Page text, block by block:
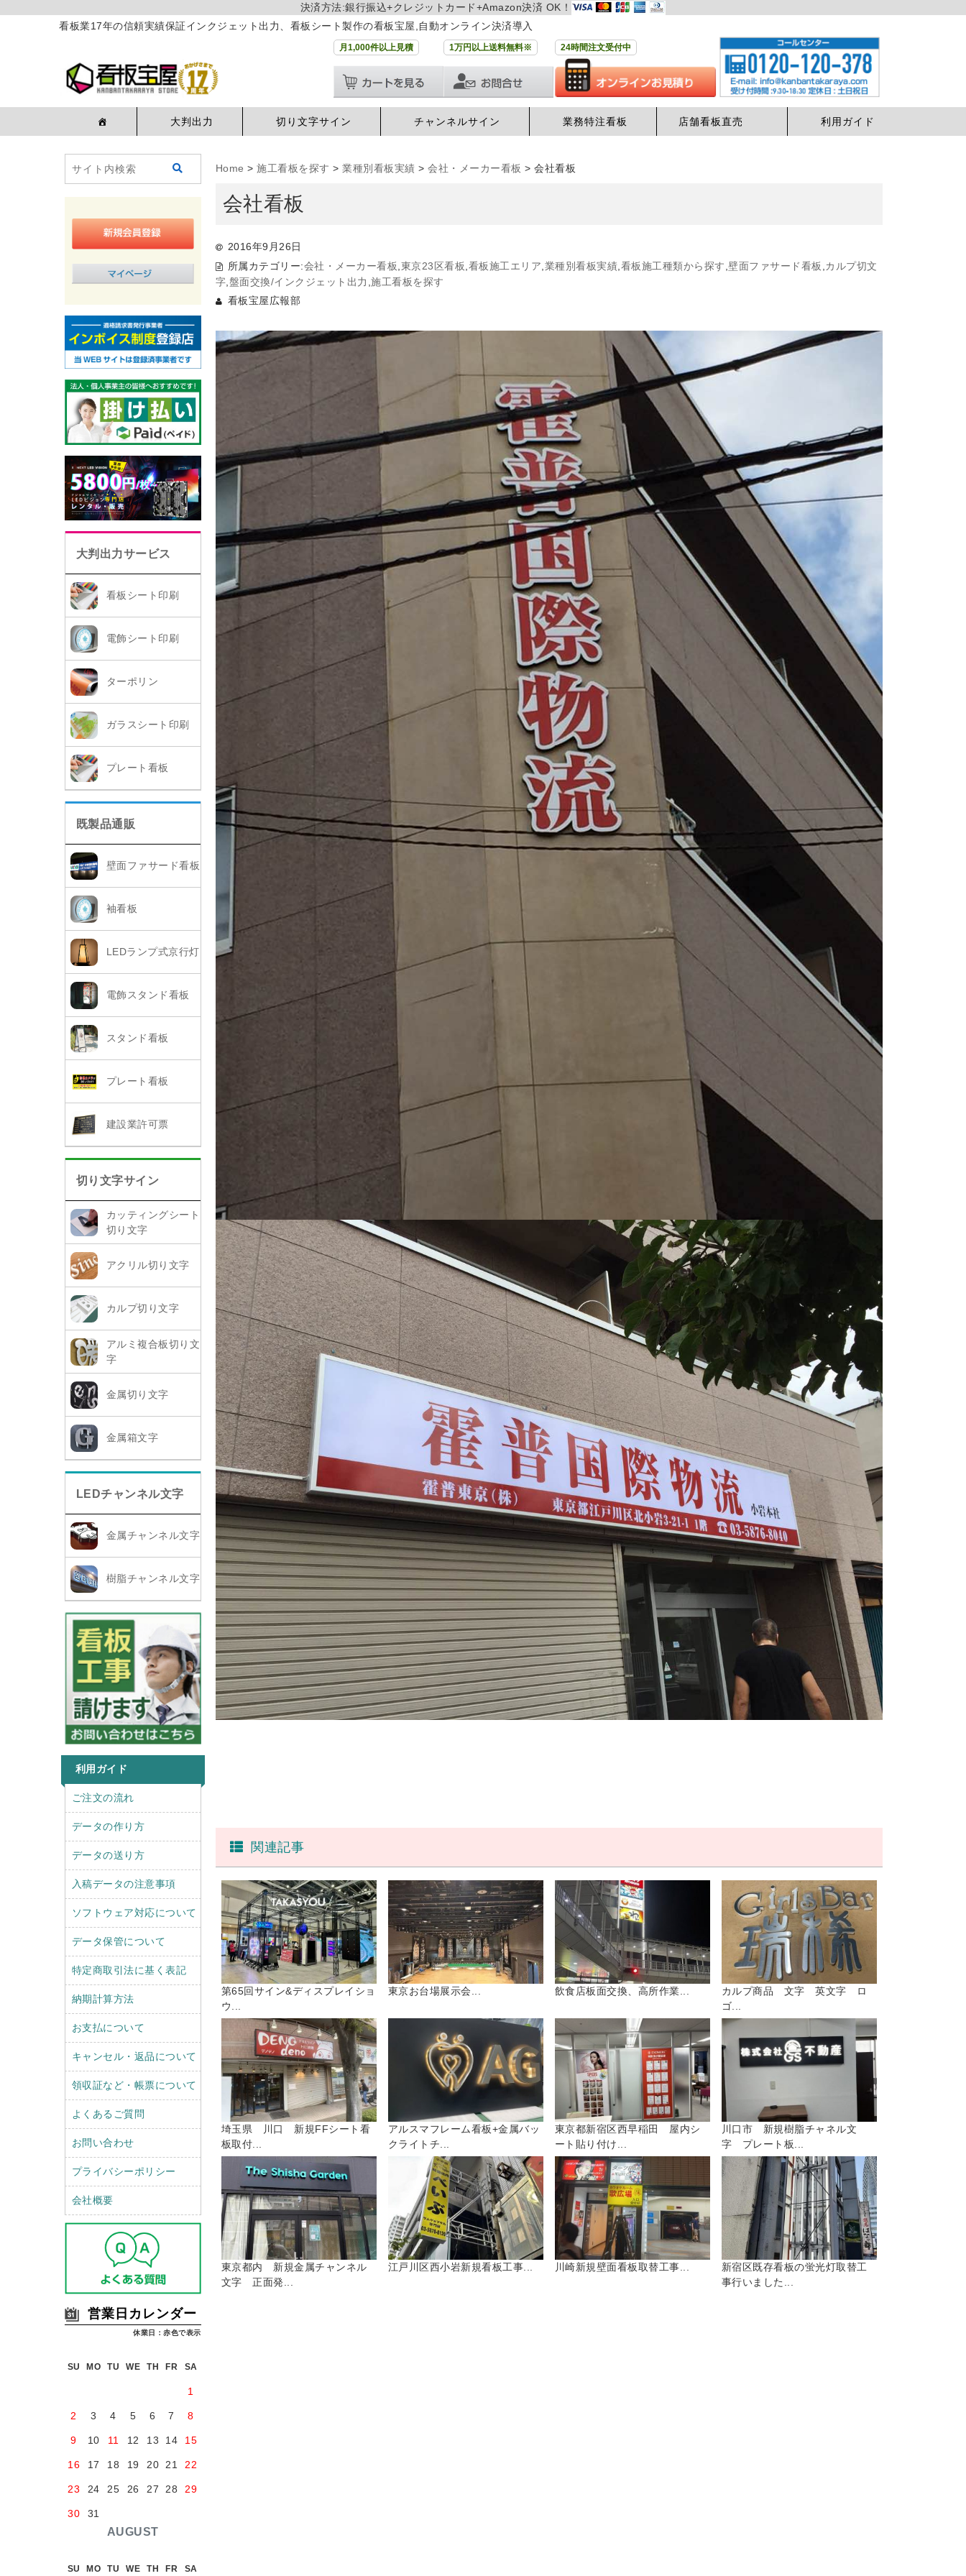
決済方法:銀行振込+クレジットカード+Amazon決済 OK！
看板業17年の信頼実績保証インクジェット出力、看板シート製作の看板宝屋,自動オンライン決済導入
月1,000件以上見積 1万円以上送料無料※ 24時間注文受付中
大判出力 切り文字サイン チャンネルサイン 業務特注看板 店舗看板直売 利用ガイド
大判出力サービス
看板シート印刷
電飾シート印刷
ターポリン
ガラスシート印刷
プレート看板
既製品通販
壁面ファサード看板
袖看板
LEDランプ式京行灯
電飾スタンド看板
スタンド看板
プレート看板
建設業許可票
切り文字サイン
カッティングシート
切り文字
アクリル切り文字
カルプ切り文字
アルミ複合板切り文
字
金属切り文字
金属箱文字
LEDチャンネル文字
金属チャンネル文字
樹脂チャンネル文字
利用ガイド
r
ご注文の流れ
データの作り方
データの送り方
入稿データの注意事項
ソフトウェア対応について
データ保管について
特定商取引法に基く表記
納期計算方法
お支払について
キャンセル・返品について
領収証など・帳票について
よくあるご質問
お問い合わせ
プライバシーポリシー
会社概要
営業日カレンダー
休業日：赤色で表示
AUGUST
SU MO TU WE TH FR SA
1
2 3 4 5 6 7 8
9 10 11 12 13 14 15
16 17 18 19 20 21 22
23 24 25 26 27 28 29
30 31
SU MO TU WE TH FR SA
Home > 施工看板を探す > 業種別看板実績 > 会社・メーカー看板 > 会社看板
会社看板
2016年9月26日
所属カテゴリー:会社・メーカー看板 東京23区看板 看板施工エリア 業種別看板実績 看板施工種類から探す ,壁面ファサード看板 カルプ切文
字 盤面交換/インクジェット出力 施工看板を探す
看板宝屋広報部
関連記事
第65回サイン&ディスプレイショ
ウ...
東京お台場展示会... 飲食店板面交換、高所作業...
カルプ商品 文字 英文字 ロ
ゴ...
埼玉県 川口 新規FFシート看
板取付...
アルスマフレーム看板+金属バッ
クライトチ...
東京都新宿区西早稲田 屋内シ
ート貼り付け...
川口市 新規樹脂チャネル文
字 プレート板...
東京都内 新規金属チャンネル
文字 正面発...
江戸川区西小岩新規看板工事... 川崎新規壁面看板取替工事...
新宿区既存看板の蛍光灯取替工
事行いました...